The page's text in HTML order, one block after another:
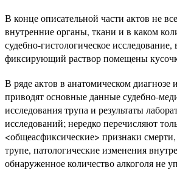
В конце описательной части актов не
внутренние органы, ткани и в каком
судебно-гистологическое исследование,
фиксирующий раствор помещены
В ряде актов в анатомическом диагнозе
приводят основные данные судебно-
исследования трупа и результаты
исследований; нередко перечисляют
<общеасфиксические> признаки
трупе, патологические изменения
обнаруженное количество алкоголя не